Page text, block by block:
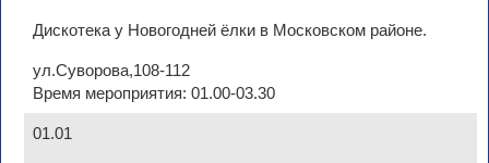
Дискотека у Новогодней ёлки в Московском районе.
ул.Суворова,108-112
Время мероприятия: 01.00-03.30
01.01